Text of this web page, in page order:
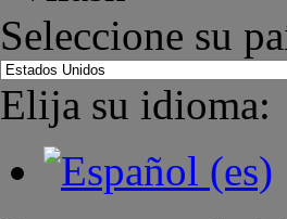
Seleccione su
Elija su idioma: